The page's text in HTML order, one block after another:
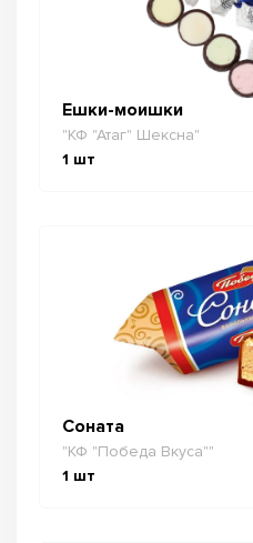
Ешки-моишки
"КФ "Атаг" Шексна"
1 шт
Соната
"КФ "Победа Вкуса""
1 шт